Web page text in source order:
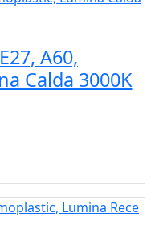
A60,
Calda 3000K